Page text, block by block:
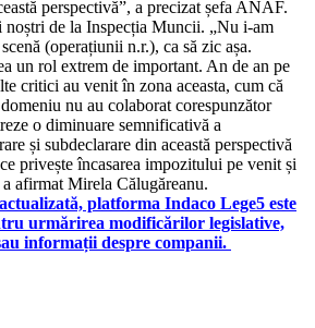
perspectivă”, a precizat șefa ANAF.
de la Inspecția Muncii. „Nu i-am
(operațiunii n.r.), ca să zic așa.
un rol extrem de important. An de an pe
critici au venit în zona aceasta, cum că
nu au colaborat corespunzător
o diminuare semnificativă a
și subdeclarare din această perspectivă
privește încasarea impozitului pe venit și
afirmat Mirela Călugăreanu.
platforma Indaco Lege5 este
urmărirea modificărilor legislative,
informații despre companii.